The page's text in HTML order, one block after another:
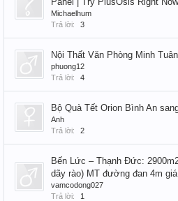
Michaelhum
Trả lời:
3
Nội Thất Văn Phòng Minh
phuong12
Trả lời:
4
Bộ Quà Tết Orion Bình An
Anh
Trả lời:
2
Bến Lức – Thạnh Đức:
dãy rào) MT đường đan 4m
vamcodong027
Trả lời:
1